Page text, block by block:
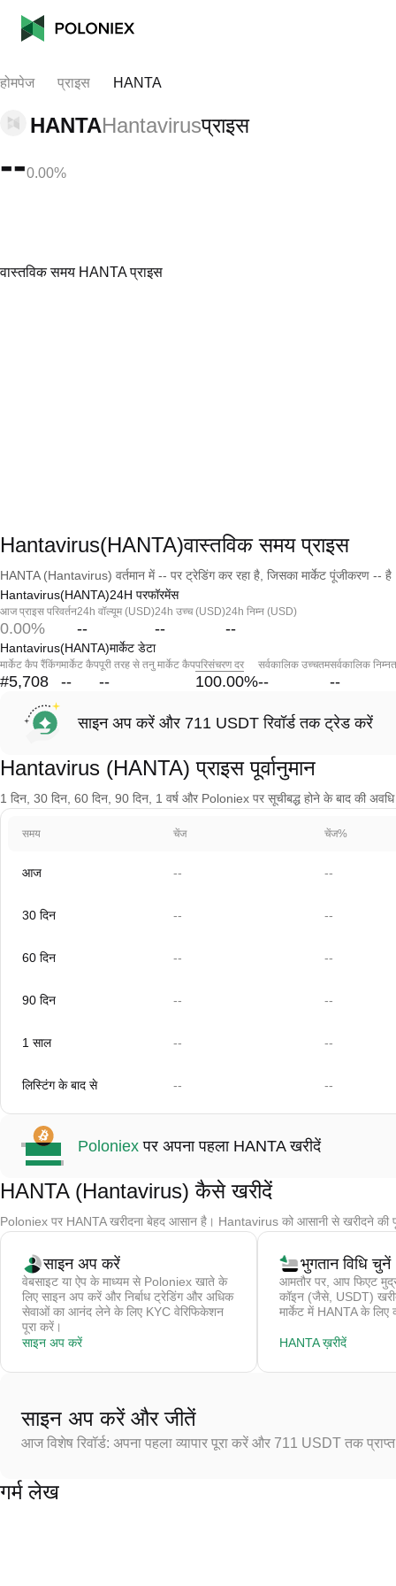
होमपेज प्राइस HANTA
HANTAHantavirusप्राइस
--0.00%
वास्तविक समय HANTA प्राइस
Hantavirus(HANTA)वास्तविक समय प्राइस
HANTA (Hantavirus) वर्तमान में -- पर ट्रेडिंग कर रहा है, जिसका मार्केट पूंजीकरण --
Hantavirus(HANTA)24H परफॉरमेंस
आज प्राइस परिवर्तन
0.00%
24h वॉल्यूम (USD)
--
24h उच्च (USD)
--
24h निम्न (USD)
--
Hantavirus(HANTA)मार्केट डेटा
मार्केट कैप रैंकिंग
#5,708
मार्केट कैप
--
पूरी तरह से तनु मार्केट कैप
--
परिसंचरण दर
100.00%
सर्वकालिक उच्चतम
--
सर्वकालिक
--
साइन अप करें और 711 USDT रिवॉर्ड तक ट्रेड करें
Hantavirus (HANTA) प्राइस पूर्वानुमान
1 दिन, 30 दिन, 60 दिन, 90 दिन, 1 वर्ष और Poloniex पर सूचीबद्ध होने के बाद की
समय चेंज चेंज%
आज -- --
30 दिन -- --
60 दिन -- --
90 दिन -- --
1 साल -- --
लिस्टिंग के बाद से -- --
Poloniex पर अपना पहला HANTA खरीदें
HANTA (Hantavirus) कैसे खरीदें
Poloniex पर HANTA खरीदना बेहद आसान है। Hantavirus को आसानी से खरीदने की
साइन अप करें
वेबसाइट या ऐप के माध्यम से Poloniex खाते के
लिए साइन अप करें और निर्बाध ट्रेडिंग और अधिक
सेवाओं का आनंद लेने के लिए KYC वेरिफिकेशन
पूरा करें।
साइन अप करें
भुगतान विधि चुनें
आमतौर पर, आप फिएट
कॉइन (जैसे, USDT)
मार्केट में HANTA के लिए
HANTA ख़रीदें
साइन अप करें और जीतें
आज विशेष रिवॉर्ड: अपना पहला व्यापार पूरा करें और 711 USDT तक
गर्म लेख